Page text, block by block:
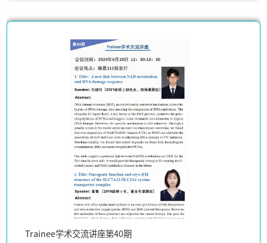
Trainee学术交流讲座第40期